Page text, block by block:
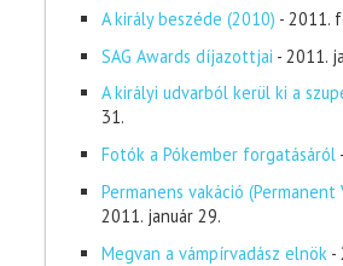
A király beszéde (2010) - 2011.
SAG Awards díjazottjai - 2011.
A királyi udvarból kerül ki a
31.
Fotók a Pókember forgatásáról
Permanens vakáció (Permanent
2011. január 29.
Megvan a vámpírvadász elnök -